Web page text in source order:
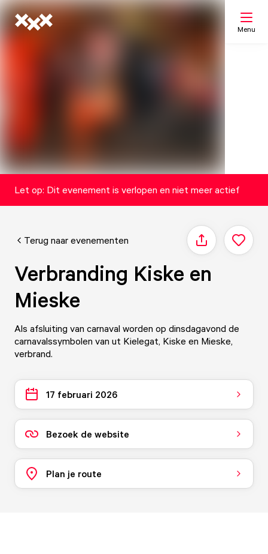
Menu
Let op: Dit evenement is verlopen en niet meer actief
Terug naar evenementen Delen
Verbranding Kiske en
Mieske
Als afsluiting van carnaval worden op dinsdagavond de
carnavalssymbolen van ut Kielegat, Kiske en Mieske,
verbrand.
17 februari 2026
Bezoek de website
Plan je route